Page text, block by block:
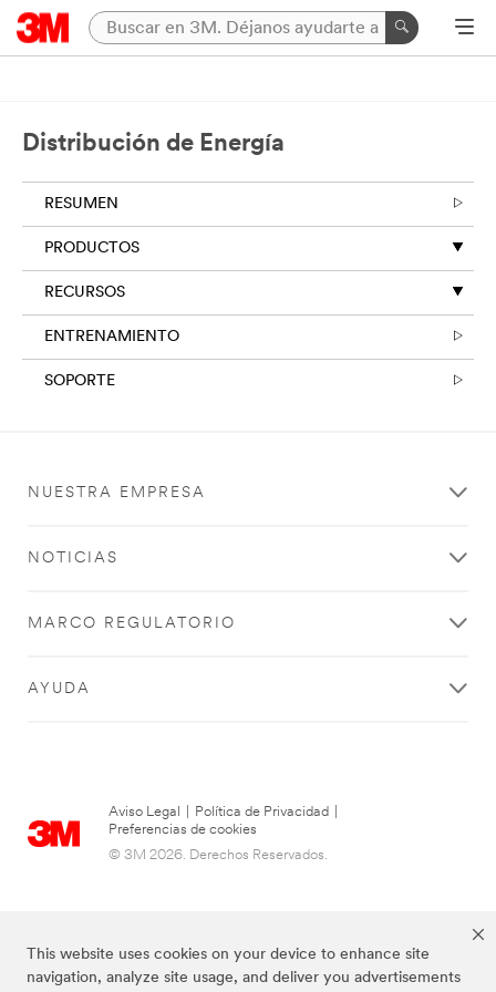
This website uses cookies on your device to enhance site
navigation, analyze site usage, and deliver you advertisements
Distribución de Energía
RESUMEN
PRODUCTOS
RECURSOS
ENTRENAMIENTO
SOPORTE
NUESTRA EMPRESA
NOTICIAS
MARCO REGULATORIO
AYUDA
Aviso Legal Política de Privacidad
Preferencias de cookies
© 3M 2026. Derechos Reservados.